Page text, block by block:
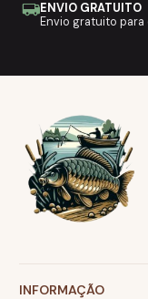
ENVIO GRATUITO
Envio gratuito para
INFORMAÇÃO